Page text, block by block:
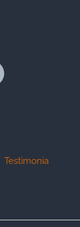
Testimonia